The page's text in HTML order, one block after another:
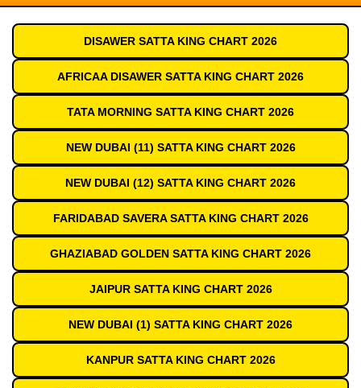
DISAWER SATTA KING CHART 2026
AFRICAA DISAWER SATTA KING CHART 2026
TATA MORNING SATTA KING CHART 2026
NEW DUBAI (11) SATTA KING CHART 2026
NEW DUBAI (12) SATTA KING CHART 2026
FARIDABAD SAVERA SATTA KING CHART 2026
GHAZIABAD GOLDEN SATTA KING CHART 2026
JAIPUR SATTA KING CHART 2026
NEW DUBAI (1) SATTA KING CHART 2026
KANPUR SATTA KING CHART 2026